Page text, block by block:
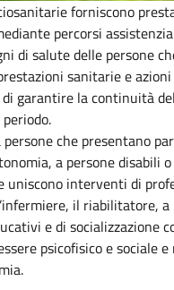
forniscono
percorsi
di salute delle persone
sanitarie e
garantire la continuità
persone che presentano
a persone disabili
uniscono interventi di
il riabilitatore,
e di socializzazione
psicofisico e sociale